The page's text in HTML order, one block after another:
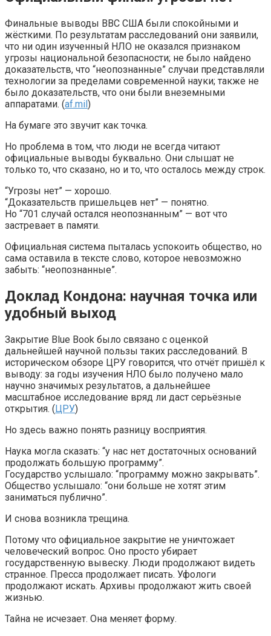
Финальные выводы ВВС США были спокойными и
жёсткими. По результатам расследований они заявили,
что ни один изученный НЛО не оказался признаком
угрозы национальной безопасности; не было найдено
доказательств, что “неопознанные” случаи представляли
технологии за пределами современной науки; также не
было доказательств, что они были внеземными
аппаратами. (af.mil )
На бумаге это звучит как точка.
Но проблема в том, что люди не всегда читают
официальные выводы буквально. Они слышат не
только то, что сказано, но и то, что осталось между строк.
“Угрозы нет” — хорошо.
“Доказательств пришельцев нет” — понятно.
Но “701 случай остался неопознанным” — вот что
застревает в памяти.
Официальная система пыталась успокоить общество, но
сама оставила в тексте слово, которое невозможно
забыть: “неопознанные”.
Доклад Кондона: научная точка или
удобный выход
Закрытие Blue Book было связано с оценкой
дальнейшей научной пользы таких расследований. В
историческом обзоре ЦРУ говорится, что отчёт пришёл к
выводу: за годы изучения НЛО было получено мало
научно значимых результатов, а дальнейшее
масштабное исследование вряд ли даст серьёзные
открытия. ( ЦРУ)
Но здесь важно понять разницу восприятия.
Наука могла сказать: “у нас нет достаточных оснований
продолжать большую программу”.
Государство услышало: “программу можно закрывать”.
Общество услышало: “они больше не хотят этим
заниматься публично”.
И снова возникла трещина.
Потому что официальное закрытие не уничтожает
человеческий вопрос. Оно просто убирает
государственную вывеску. Люди продолжают видеть
странное. Пресса продолжает писать. Уфологи
продолжают искать. Архивы продолжают жить своей
жизнью.
Тайна не исчезает. Она меняет форму.